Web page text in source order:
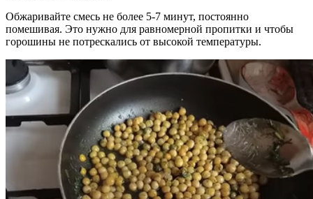
Обжаривайте смесь не более 5-7 минут, постоянно
помешивая. Это нужно для равномерной пропитки и чтобы
горошины не потрескались от высокой температуры.